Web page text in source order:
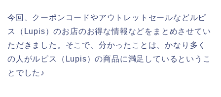
今回、クーポンコードやアウトレットセールなどルピ
ス（Lupis）のお店のお得な情報などをまとめさせてい
ただきました。そこで、分かったことは、かなり多く
の人がルピス（Lupis）の商品に満足しているというこ
とでした♪